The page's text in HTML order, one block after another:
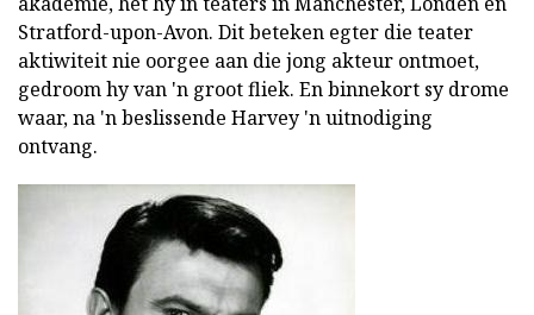
Stratford-upon-Avon. Dit beteken egter die teater
aktiwiteit nie oorgee aan die jong akteur ontmoet,
gedroom hy van 'n groot fliek. En binnekort sy drome
waar, na 'n beslissende Harvey 'n uitnodiging
ontvang.